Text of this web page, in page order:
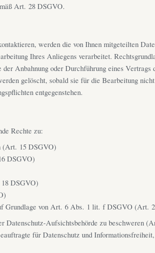
Art. 28 DSGVO.
werden die von Ihnen mitgeteilten
Ihres Anliegens verarbeitet.
Anbahnung oder Durchführung eines Vertrags
gelöscht, sobald sie für die Bearbeitung
entgegenstehen.
Rechte zu:
(Art. 15 DSGVO)
DSGVO)
DSGVO)
Grundlage von Art. 6 Abs. 1 lit. f DSGVO (Art.
Datenschutz-Aufsichtsbehörde zu beschweren
für Datenschutz und